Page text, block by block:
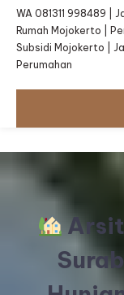
WA 081311 998489 |
Rumah Mojokerto |
Subsidi Mojokerto |
Perumahan